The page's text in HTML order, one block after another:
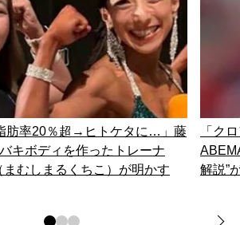
肪率20％超→ヒトケタに…」藤
キボディを作ったトレーナ
むしまるくちこ）が明かす
「ク
解説”